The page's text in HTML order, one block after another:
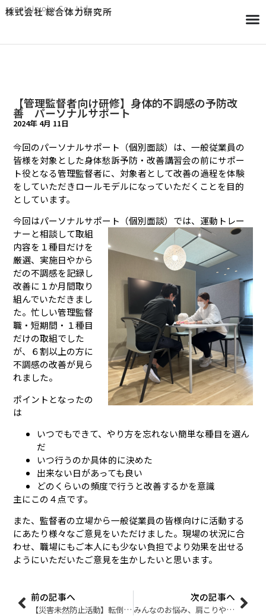
株式会社 総合体力研究所
sogotairyoku Co., Ltd.
【管理監督者向け研修】身体的不調感の予防改
善 パーソナルサポート
2024年 4月 11日
今回のパーソナルサポート（個別面談）は、一般従業員の
皆様を対象とした身体愁訴予防・改善講習会の前にサポー
ト役となる管理監督者に、対象者として改善の過程を体験
をしていただきロールモデルになっていただくことを目的
としています。
今回はパーソナルサポート（個別面談）では、 運動トレー
ナーと相談して取組
内容を１種目だけを
厳選、実施日やから
だの不調感を記録し
改善に１か月間取り
組んでいただきまし
た。忙しい管理監督
職・短期間・１種目
だけの取組でした
が、６割以上の方に
不調感の改善が見ら
れました。
ポイントとなったの
は
いつでもできて、やり方を忘れない簡単な種目を選ん
だ
いつ行うのか具体的に決めた
出来ない日があっても良い
どのくらいの頻度で行うと改善するかを意識
主にこの４点です。
また、監督者の立場から一般従業員の皆様向けに活動する
にあたり様々なご意見をいただけました。現場の状況に合
わせ、職場にもご本人にも少ない負担でより効果を出せる
ようにいただいたご意見を生かしたいと思います。
前の記事へ
【災害未然防止活動】転倒防止講習会を開催しました
次の記事へ
みんなのお悩み、肩こりや腰痛の原因を探る【Peek a body 姿勢測定】